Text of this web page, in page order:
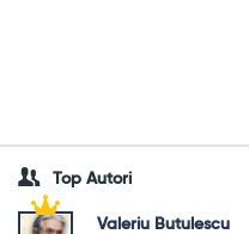
Top Autori
Valeriu Butulescu